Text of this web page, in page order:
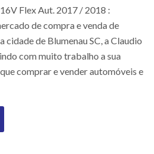
Flex Aut. 2017 / 2018 :
de compra e venda de
cidade de Blumenau SC, a Claudio
com muito trabalho a sua
comprar e vender automóveis e